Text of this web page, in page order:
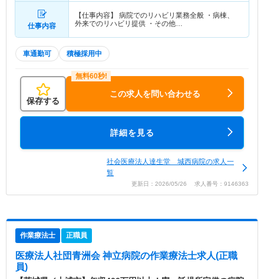
仕事内容
【仕事内容】 病院でのリハビリ業務全般 ・病棟、
外来でのリハビリ提供 ・その他…
車通勤可 積極採用中
保存する
この求人を問い合わせる
詳細を見る
社会医療法人達生堂 城西病院の求人一
覧
更新日：2026/05/26 求人番号：9146363
作業療法士 正職員
医療法人社団青洲会 神立病院の作業療法士求人(正職
員)